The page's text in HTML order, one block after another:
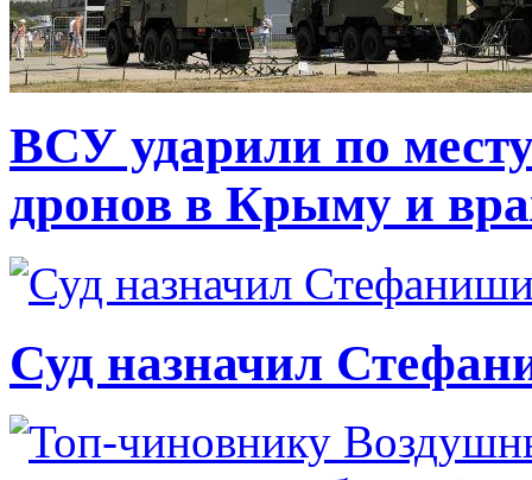
ВСУ ударили по
дронов в Крыму и
Суд назначил